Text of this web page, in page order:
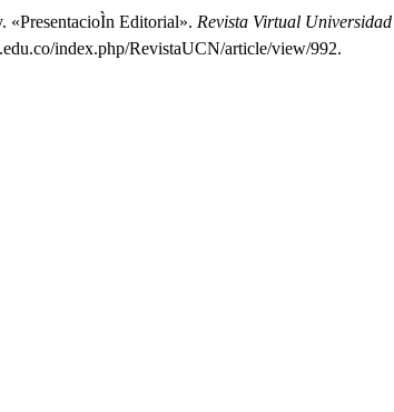
Editorial». Revista Virtual
index.php/RevistaUCN/article/view/992.